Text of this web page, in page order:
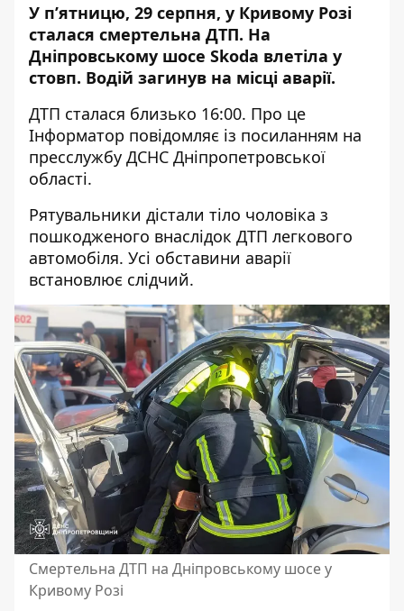
У п’ятницю, 29 серпня, у Кривому Розі
сталася смертельна ДТП. На
Дніпровському шосе Skoda влетіла у
стовп. Водій загинув на місці аварії.
ДТП сталася близько 16:00. Про це
Інформатор повідомляє із посиланням на
пресслужбу ДСНС Дніпропетровської
області.
Рятувальники дістали тіло чоловіка з
пошкодженого внаслідок ДТП легкового
автомобіля. Усі обставини аварії
встановлює слідчий.
Смертельна ДТП на Дніпровському шосе у
Кривому Розі